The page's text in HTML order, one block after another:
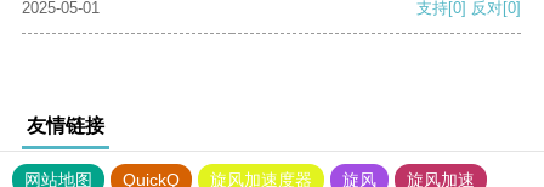
2025-05-01 支持[0] 反对[0]
友情链接
网站地图 QuickQ 旋风加速度器 旋风 旋风加速